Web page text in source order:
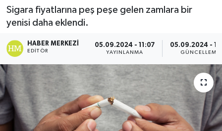
Sigara fiyatlarına peş peşe gelen zamlara bir
yenisi daha eklendi.
HABER MERKEZI
EDITÖR
05.09.2024 - 11:07
YAYINLANMA
05.09.2024 -
GÜNCELLEME
Video Galeri
Tüm Manşetler
Son Dakika Haberleri
Haber Arşivi